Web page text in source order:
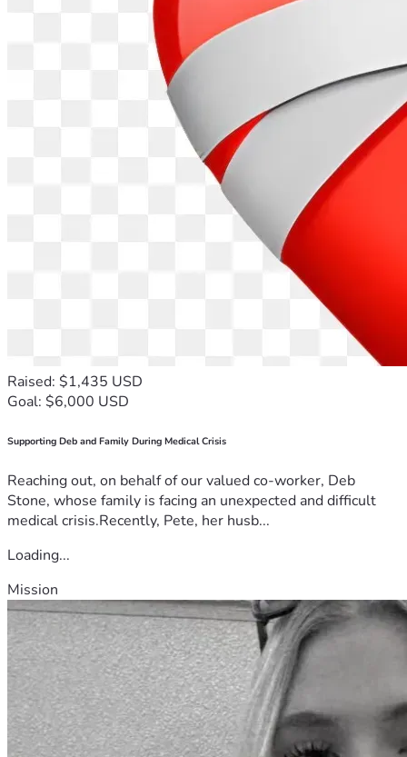
Raised: $1,435 USD
Goal: $6,000 USD
Supporting Deb and Family During Medical Crisis
Reaching out, on behalf of our valued co-worker, Deb
Stone, whose family is facing an unexpected and difficult
medical crisis.Recently, Pete, her husb...
Loading...
Mission